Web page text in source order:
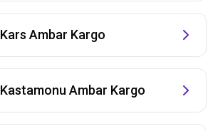
Kars Ambar Kargo
Kastamonu Ambar Kargo